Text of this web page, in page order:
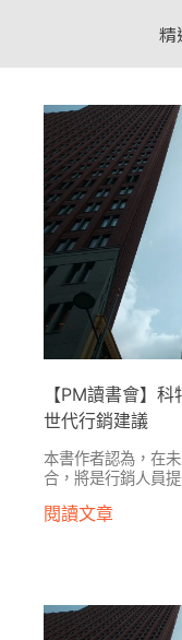
精
【PM讀書會】
世代行銷建議
本書作者認為，在
合，將是行銷人員
閱讀文章